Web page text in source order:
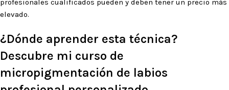
profesionales cualificados pueden y deben tener un precio más
elevado.
¿Dónde aprender esta técnica?
Descubre mi curso de
micropigmentación de labios